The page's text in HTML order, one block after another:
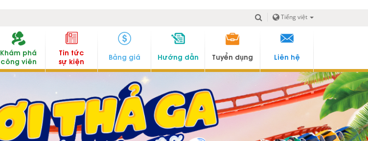
Tiếng việt
Khám phá
công viên
Tin tức
sự kiện
Bảng giá Hướng dẫn Tuyển dụng Liên hệ